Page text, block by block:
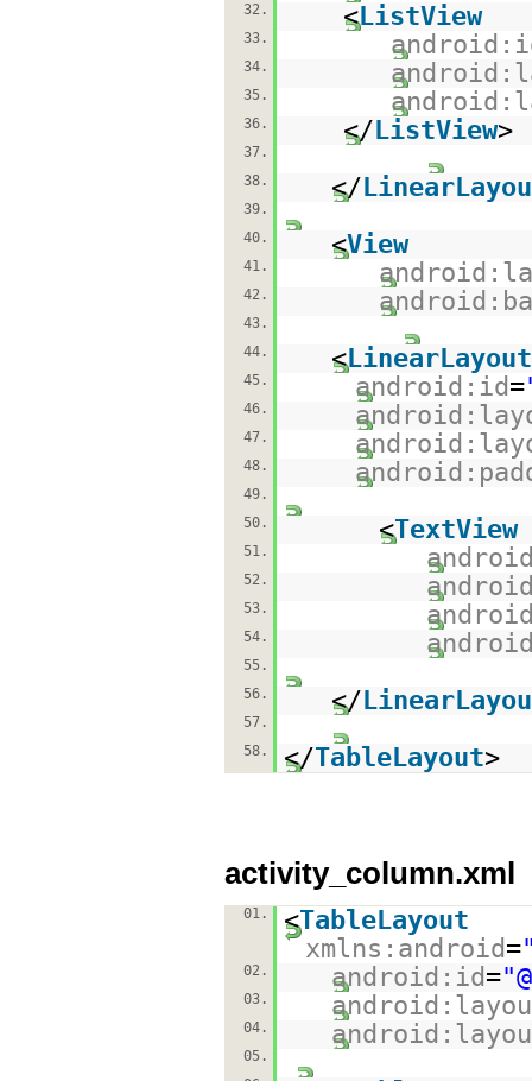
32.
<ListView
33.
34.
35.
36. </ListView>
37.
38.
</
39.
40.
<View
41.
42.
43.
44.
<LinearLayout
45. android:id=
46.
47.
48.
49.
50.
<TextView
51.
52.
53.
54.
55.
56.
</
57.
58.
</TableLayout>
activity_column.xml
01. <TableLayout
xmlns:android=
02. android:id=
03.
04.
05.